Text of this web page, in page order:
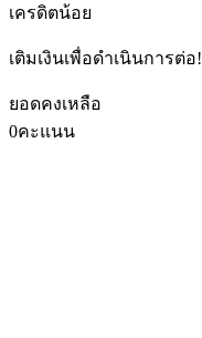
เครดิตน้อย
เติมเงินเพื่อดำเนินการต่อ!
ยอดคงเหลือ
0คะแนน